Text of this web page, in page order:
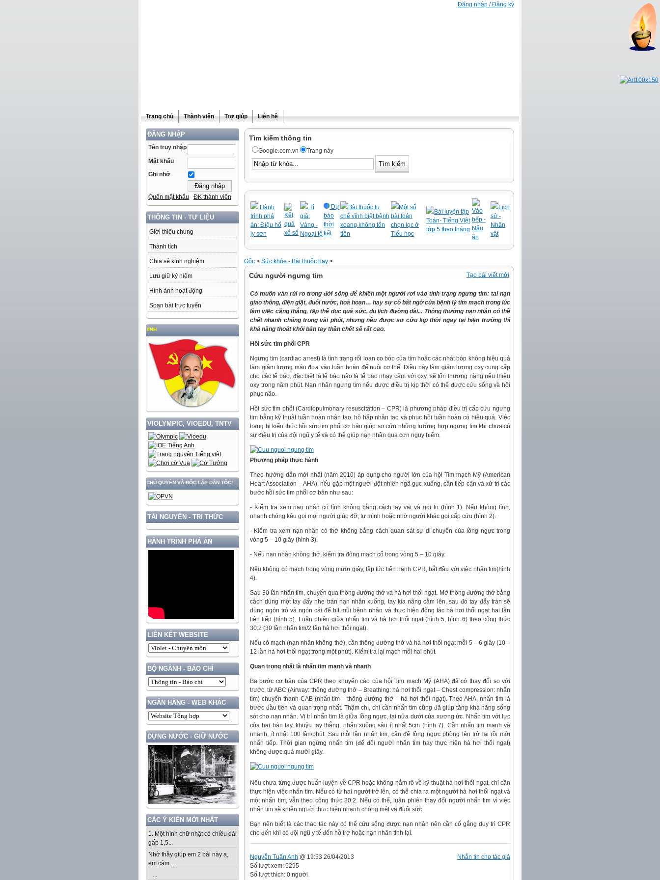
Đăng nhập / Đăng ký
Trang chủ Thành viên Trợ giúp Liên hệ
ĐĂNG NHẬP
Tên truy nhập
Mật khẩu
Ghi nhớ
Quên mật khẩu ĐK thành viên
THÔNG TIN - TƯ LIỆU
Giới thiệu chung
Thành tích
Chia sẻ kinh nghiệm
Lưu giữ kỷ niệm
Hình ảnh hoạt động
Soạn bài trực tuyến
HỌC TẬP VÀ LÀM THEO TƯ TƯỞNG, ĐẠO ĐỨC, PHONG CÁCH HỒ CHÍ MINH
VIOLYMPIC, VIOEDU, TNTV
TRIỂN ĐẤT NƯỚC GẮN VỚI BẢO VỆ VỮNG CHẮC CHỦ QUYỀN VÀ ĐỘC LẬP DÂN TỘC!
TÀI NGUYÊN - TRI THỨC
HÀNH TRÌNH PHÁ ÁN
LIÊN KẾT WEBSITE
BỘ NGÀNH - BÁO CHÍ
NGÂN HÀNG - WEB KHÁC
DỰNG NƯỚC - GIỮ NƯỚC
CÁC Ý KIẾN MỚI NHẤT
1. Một hình chữ nhật có chiều dài
gấp 1,5...
Nhờ thầy giúp em 2 bài này ạ,
em cảm...
...
Tìm kiếm thông tin
Google.com.vn Trang này
Hành
trình phá
án: Điệu hổ
ly sơn
Kết
quả
xổ số
Tỉ
giá:
Vàng -
Ngoại tệ
Dự
báo
thời
tiết
Bài thuốc tự
chế vĩnh biệt bệnh
xoang không tốn
tiền
Một số
bài toán
chọn lọc ở
Tiểu học
Bài luyện tập
Toán- Tiếng Việt
lớp 5 theo tháng
Vào
bếp -
Nấu
ăn
Lịch
sử -
Nhân
vật
Gốc > Sức khỏe - Bài thuốc hay >
Tạo bài viết mới
Cứu người ngưng tim
Có muôn vàn rủi ro trong đời sống để khiến một người rơi vào tình trạng ngưng tim: tai nạn
giao thông, điện giật, đuối nước, hoả hoạn… hay sự cố bất ngờ của bệnh lý tim mạch trong lúc
làm việc căng thẳng, tập thể dục quá sức, du lịch đường dài... Thông thường nạn nhân có thể
chết nhanh chóng trong vài phút, nhưng nếu được sơ cứu kịp thời ngay tại hiện trường thì
khả năng thoát khỏi bàn tay thần chết sẽ rất cao.
Hồi sức tim phổi CPR
Ngưng tim (cardiac arrest) là tình trạng rối loạn co bóp của tim hoặc các nhát bóp không hiệu quả
làm giảm lượng máu đưa vào tuần hoàn để nuôi cơ thể. Điều này làm giảm lượng oxy cung cấp
cho các tế bào, đặc biệt là tế bào não là tế bào nhạy cảm với oxy, sẽ tổn thương nặng nếu thiếu
oxy trong năm phút. Nạn nhân ngưng tim nếu được điều trị kịp thời có thể được cứu sống và hồi
phục não.
Hồi sức tim phổi (Cardiopulmonary resuscitation – CPR) là phương pháp điều trị cấp cứu ngưng
tim bằng kỹ thuật tuần hoàn nhân tạo, hô hấp nhân tạo và phục hồi tuần hoàn có hiệu quả. Việc
trang bị kiến thức hồi sức tim phổi cơ bản giúp sơ cứu những trường hợp ngưng tim khi chưa có
sự điều trị của đội ngũ y tế và có thể giúp nạn nhân qua cơn nguy hiểm.
Phương pháp thực hành
Theo hướng dẫn mới nhất (năm 2010) áp dụng cho người lớn của hội Tim mạch Mỹ (American
Heart Association – AHA), nếu gặp một người đột nhiên ngã gục xuống, cần tiếp cận và xử trí các
bước hồi sức tim phổi cơ bản như sau:
- Kiểm tra xem nạn nhân có tỉnh không bằng cách lay vai và gọi to (hình 1). Nếu không tỉnh,
nhanh chóng kêu gọi mọi người giúp đỡ, tự mình hoặc nhờ người khác gọi cấp cứu (hình 2).
- Kiểm tra xem nạn nhân có thở không bằng cách quan sát sự di chuyển của lồng ngực trong
vòng 5 – 10 giây (hình 3).
- Nếu nạn nhân không thở, kiểm tra động mạch cổ trong vòng 5 – 10 giây.
Nếu không có mạch trong vòng mười giây, lập tức tiến hành CPR, bắt đầu với việc nhấn tim(hình
4).
Sau 30 lần nhấn tim, chuyển qua thông đường thở và hà hơi thổi ngạt. Mở thông đường thở bằng
cách dùng một tay đẩy nhẹ trán nạn nhân xuống, tay kia nâng cằm lên, sau đó tay đẩy trán sẽ
dùng ngón trỏ và ngón cái để bịt mũi bệnh nhân và thực hiện động tác hà hơi thổi ngạt hai lần
liên tiếp (hình 5). Luân phiên giữa nhấn tim và hà hơi thổi ngạt (hình 5, hình 6) theo công thức
30:2 (30 lần nhấn tim/2 lần hà hơi thổi ngạt).
Nếu có mạch (nạn nhân không thở), cần thông đường thở và hà hơi thổi ngạt mỗi 5 – 6 giây (10 –
12 lần hà hơi thổi ngạt trong một phút). Kiểm tra lại mạch mỗi hai phút.
Quan trọng nhất là nhấn tim mạnh và nhanh
Ba bước cơ bản của CPR theo khuyến cáo của hội Tim mạch Mỹ (AHA) đã có thay đổi so với
trước, từ ABC (Airway: thông đường thở – Breathing: hà hơi thổi ngạt – Chest compression: nhấn
tim) chuyển thành CAB (nhấn tim – thông đường thở – hà hơi thổi ngạt). Theo AHA, nhấn tim là
bước đầu tiên và quan trọng nhất. Thậm chí, chỉ cần nhấn tim cũng đã giúp tăng khả năng sống
sót cho nạn nhân. Vị trí nhấn tim là giữa lồng ngực, tại nửa dưới của xương ức. Nhấn tim với lực
của hai bàn tay, khuỷu tay thẳng, nhấn xuống sâu ít nhất 5cm (hình 7). Cần nhấn tim mạnh và
nhanh, ít nhất 100 lần/phút. Sau mỗi lần nhấn tim, cần để lồng ngực phồng lên trở lại rồi mới
nhấn tiếp. Thời gian ngừng nhấn tim (để đổi người nhấn tim hay thực hiện hà hơi thổi ngạt)
không được quá mười giây.
Nếu chưa từng được huấn luyện về CPR hoặc không nắm rõ về kỹ thuật hà hơi thổi ngạt, chỉ cần
thực hiện việc nhấn tim. Nếu có từ hai người trở lên, có thể chia ra một người hà hơi thổi ngạt và
một nhấn tim, vẫn theo công thức 30:2. Nếu có thể, luân phiên thay đổi người nhấn tim vì việc
nhấn tim sẽ khiến người thực hiện nhanh chóng mệt và đuối sức.
Bạn nên biết là các thao tác này có thể cứu sống được nạn nhân nên cần cố gắng duy trì CPR
cho đến khi có đội ngũ y tế đến hỗ trợ hoặc nạn nhân tỉnh lại.
Nhắn tin cho tác giả
Nguyễn Tuấn Anh @ 19:53 26/04/2013
Số lượt xem: 5295
Số lượt thích: 0 người